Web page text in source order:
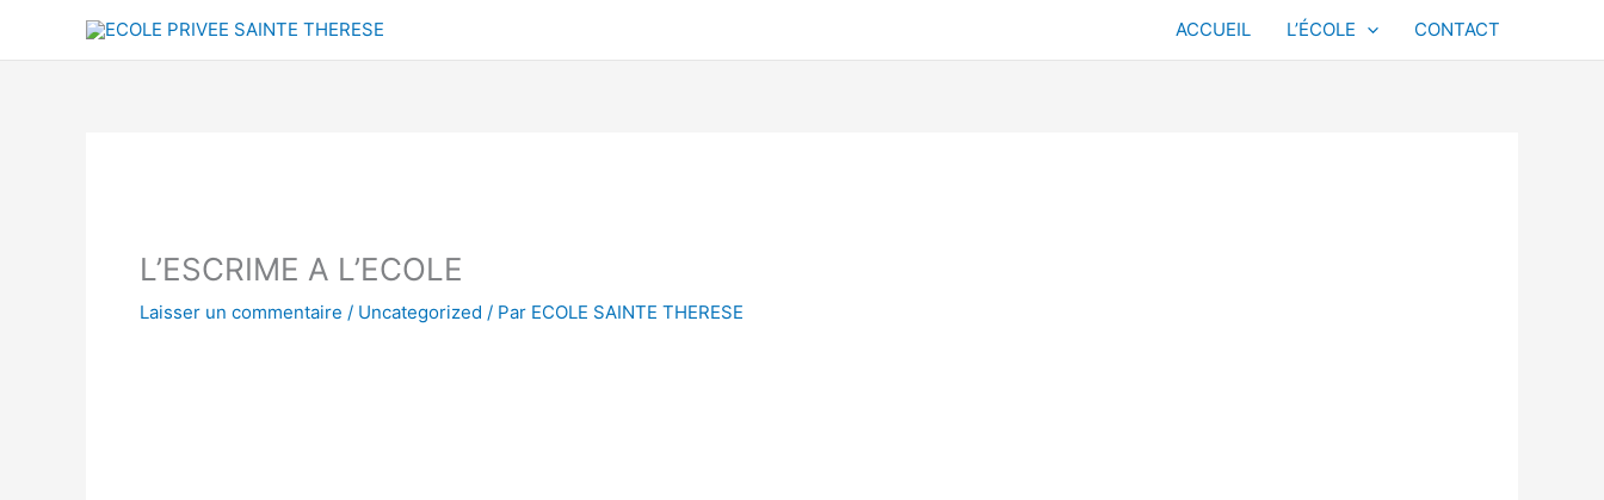
ACCUEIL L’ÉCOLE CONTACT
L’ESCRIME A L’ECOLE
Laisser un commentaire / Uncategorized / Par ECOLE SAINTE THERESE